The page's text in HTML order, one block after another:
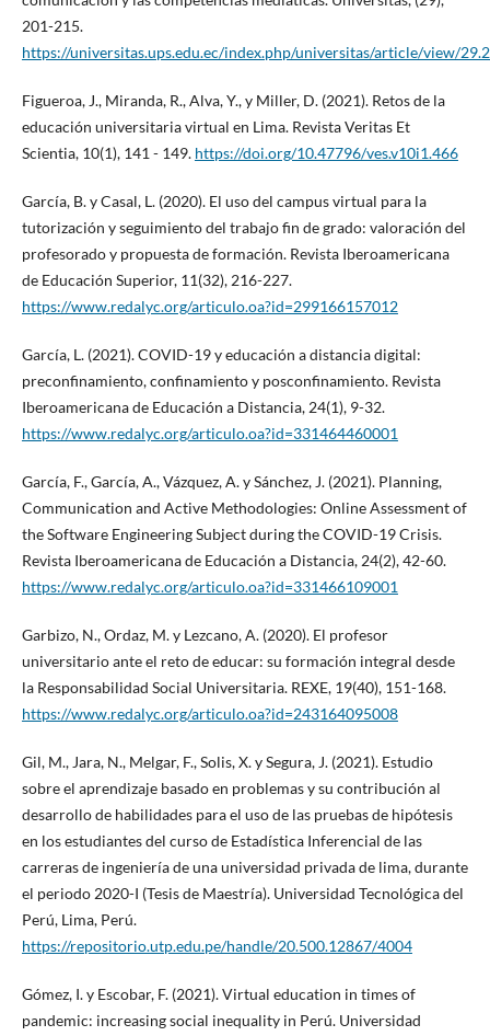
201-215.
https://universitas.ups.edu.ec/index.php/universitas/article/view/
Figueroa, J., Miranda, R., Alva, Y., y Miller, D. (2021). Retos de la
educación universitaria virtual en Lima. Revista Veritas Et
Scientia, 10(1), 141 - 149. https://doi.org/10.47796/ves.v10i1.466
García, B. y Casal, L. (2020). El uso del campus virtual para la
tutorización y seguimiento del trabajo fin de grado: valoración del
profesorado y propuesta de formación. Revista Iberoamericana
de Educación Superior, 11(32), 216-227.
https://www.redalyc.org/articulo.oa?id=299166157012
García, L. (2021). COVID-19 y educación a distancia digital:
preconfinamiento, confinamiento y posconfinamiento. Revista
Iberoamericana de Educación a Distancia, 24(1), 9-32.
https://www.redalyc.org/articulo.oa?id=331464460001
García, F., García, A., Vázquez, A. y Sánchez, J. (2021). Planning,
Communication and Active Methodologies: Online Assessment of
the Software Engineering Subject during the COVID-19 Crisis.
Revista Iberoamericana de Educación a Distancia, 24(2), 42-60.
https://www.redalyc.org/articulo.oa?id=331466109001
Garbizo, N., Ordaz, M. y Lezcano, A. (2020). El profesor
universitario ante el reto de educar: su formación integral desde
la Responsabilidad Social Universitaria. REXE, 19(40), 151-168.
https://www.redalyc.org/articulo.oa?id=243164095008
Gil, M., Jara, N., Melgar, F., Solis, X. y Segura, J. (2021). Estudio
sobre el aprendizaje basado en problemas y su contribución al
desarrollo de habilidades para el uso de las pruebas de hipótesis
en los estudiantes del curso de Estadística Inferencial de las
carreras de ingeniería de una universidad privada de lima, durante
el periodo 2020-I (Tesis de Maestría). Universidad Tecnológica del
Perú, Lima, Perú.
https://repositorio.utp.edu.pe/handle/20.500.12867/4004
Gómez, I. y Escobar, F. (2021). Virtual education in times of
pandemic: increasing social inequality in Perú. Universidad